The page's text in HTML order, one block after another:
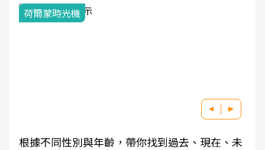
荷爾蒙時光機
根據不同性別與年齡，帶你找到過去、現在、未